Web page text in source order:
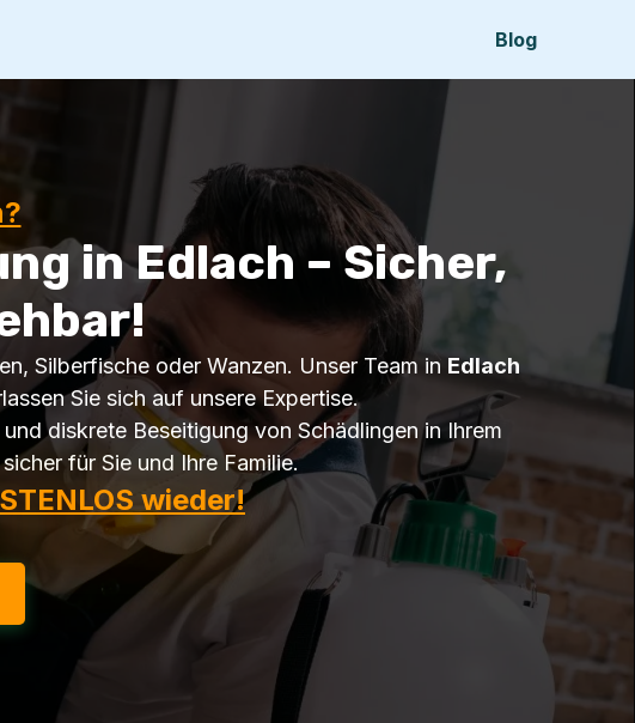
Blog
in Edlach – Sicher,
Silberfische oder Wanzen. Unser Team in Edlach
Sie sich auf unsere Expertise.
diskrete Beseitigung von Schädlingen in Ihrem
für Sie und Ihre Familie.
wieder!